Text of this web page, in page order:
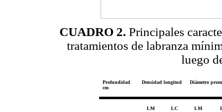
CUADRO 2. Principales
tratamientos de labranza
luego
Profundidad
cm
Densidad longitud Diámetro
LM LC LM